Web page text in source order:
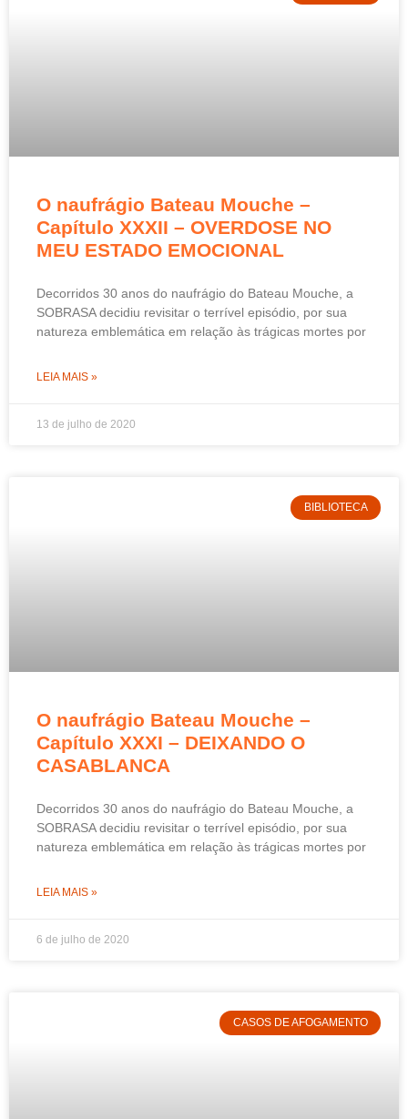
O naufrágio Bateau Mouche –
Capítulo XXXII – OVERDOSE NO
MEU ESTADO EMOCIONAL
Decorridos 30 anos do naufrágio do Bateau Mouche, a
SOBRASA decidiu revisitar o terrível episódio, por sua
natureza emblemática em relação às trágicas mortes por
LEIA MAIS »
13 de julho de 2020
BIBLIOTECA
O naufrágio Bateau Mouche –
Capítulo XXXI – DEIXANDO O
CASABLANCA
Decorridos 30 anos do naufrágio do Bateau Mouche, a
SOBRASA decidiu revisitar o terrível episódio, por sua
natureza emblemática em relação às trágicas mortes por
LEIA MAIS »
6 de julho de 2020
CASOS DE AFOGAMENTO